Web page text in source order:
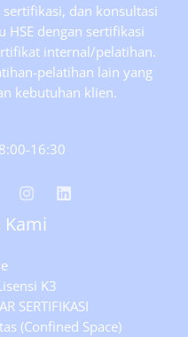
dan konsultasi
HSE dengan sertifikasi
internal/pelatihan.
pelatihan lain yang
kebutuhan klien.
16:30
Kami
K3
SERTIFIKASI
(Confined Space)